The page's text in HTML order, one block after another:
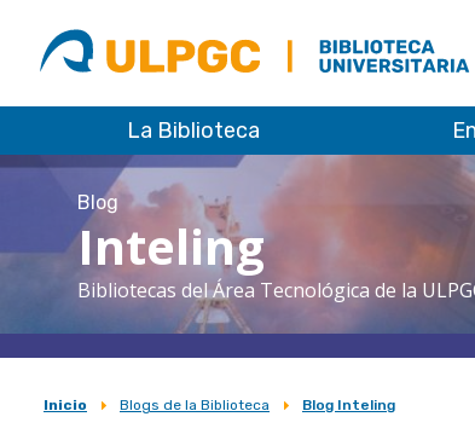
ULPGC
Biblioteca
ULPGC
La Biblioteca
Blog
Inteling
Bibliotecas del Área Tecnológica de la
Sobrescribir
Inicio Blogs de la Biblioteca Blog Inteling